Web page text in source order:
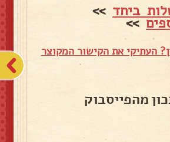
ביחד >>
>>
העתיקי את הקישור המקוצר
מהפייסבוק